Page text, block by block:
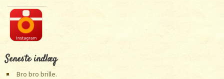
Seneste indlæg
Bro bro brille.